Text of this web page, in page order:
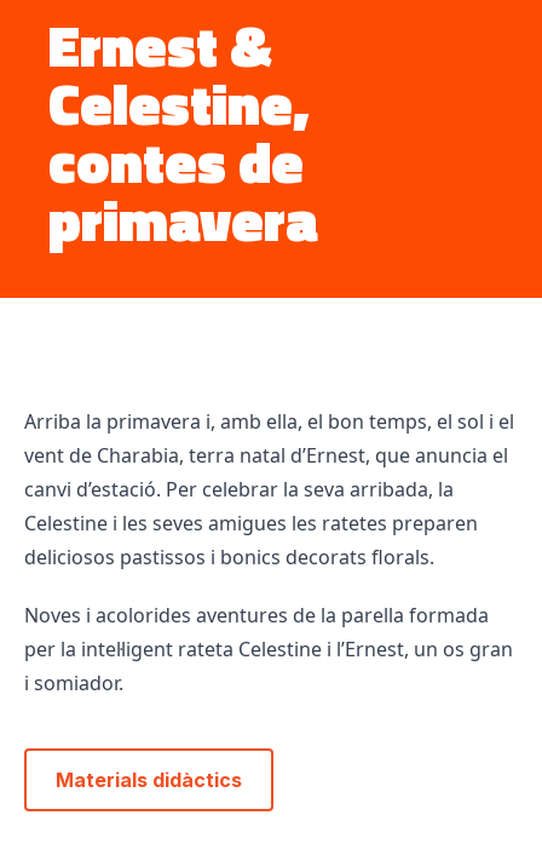
Ernest &
Celestine,
contes de
primavera
Arriba la primavera i, amb ella, el bon temps, el sol i el
vent de Charabia, terra natal d’Ernest, que anuncia el
canvi d’estació. Per celebrar la seva arribada, la
Celestine i les seves amigues les ratetes preparen
deliciosos pastissos i bonics decorats florals.
Noves i acolorides aventures de la parella formada
per la intel·ligent rateta Celestine i l’Ernest, un os gran
i somiador.
Materials didàctics